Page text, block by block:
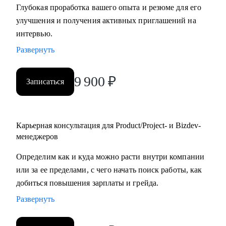
С чем помогу:
• Создать качественное резюме «с нуля» или
скорректировать имеющееся с учетом карьерных целей.
• Подготовиться к интервью, грамотно презентовать опыт
и сформулировать ответы на сложные
стратегию карьерного развития в роли Project
manager-a.
• Продактам от junior до lead расскажу, как улучшать
процессы и эффективно работать над
продуктом.
• Тем, кто хочет войти в IT и начать строить карьеру с нуля,
Глубокая проработка вашего опыта и резюме для его
улучшения и получения активных приглашений на
интервью.
Развернуть
Записаться 9 900 ₽
Карьерная консультация для Product/Project- и Bizdev-
менеджеров
Определим как и куда можно расти внутри компании
или за ее пределами, с чего начать поиск работы, как
добиться повышения зарплаты и грейда.
Развернуть